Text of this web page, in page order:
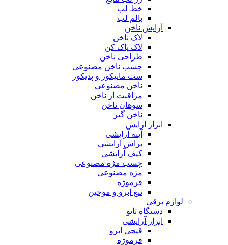
خط لب
بالم لب
آرایش ناخن
لاک ناخن
لاک پاک کن
طراحی ناخن
چسب ناخن مصنوعی
ست مانیکور و پدیکور
ناخن مصنوعی
مراقبت از ناخن
سوهان ناخن
ناخن گیر
ابزار ارایش
آینه آرایشی
براش آرایشی
کیف آرایشی
چسب مژه مصنوعی
مژه مصنوعی
فرموژه
تیغ ابرو و موچین
لوازم برقی
دستگاه تاتو
ابزار آرایشی
قیچی ابرو
فرموژه